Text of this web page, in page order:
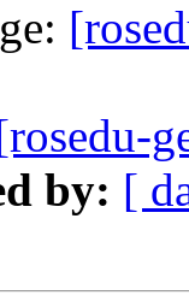
by: [